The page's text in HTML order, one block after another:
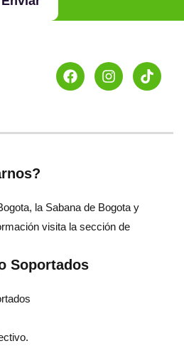
la Sabana de Bogota y
visita la sección de
Soportados